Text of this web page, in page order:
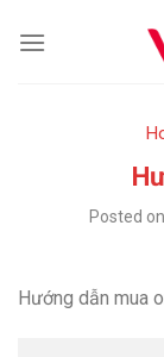
Posted on
Hướng dẫn mua